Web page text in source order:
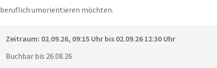
beruflich umorientieren möchten.
Zeitraum: 02.09.26, 09:15 Uhr bis 02.09.26 12:30 Uhr
Buchbar bis 26.08.26